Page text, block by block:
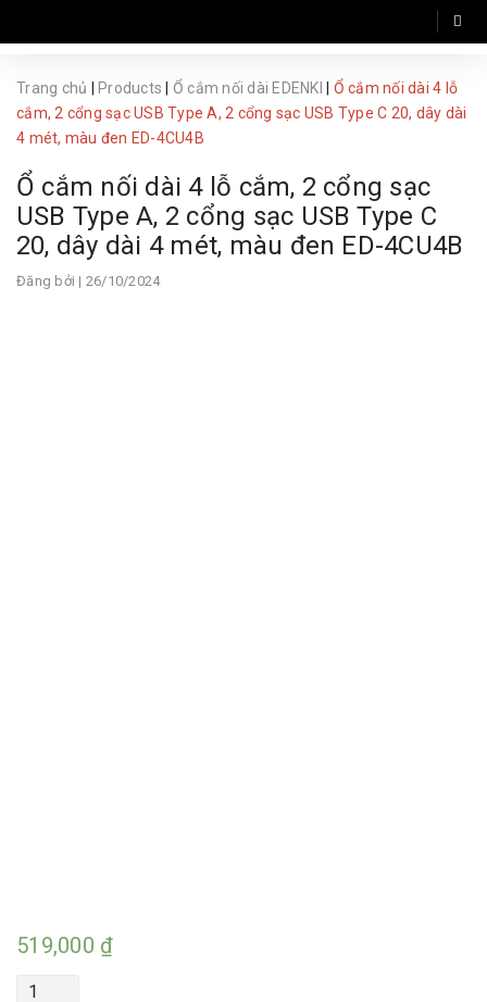
Trang chủ Products Ổ cắm nối dài EDENKI
Ổ cắm nối dài 4 lỗ
cắm, 2 cổng sạc USB Type A, 2 cổng sạc USB Type C 20, dây dài
4 mét, màu đen ED-4CU4B
Ổ cắm nối dài 4 lỗ cắm, 2 cổng sạc
USB Type A, 2 cổng sạc USB Type C
20, dây dài 4 mét, màu đen ED-4CU4B
Đăng bởi | 26/10/2024
519,000 ₫
Quantity